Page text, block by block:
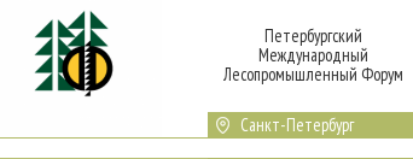
Петербургский
Международный
Лесопромышленный Форум
Санкт-Петербург